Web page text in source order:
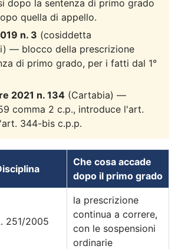
dopo la sentenza di primo grado
quella di appello.
n. 3 (cosiddetta
— blocco della prescrizione
di primo grado, per i fatti dal 1°
2021 n. 134 (Cartabia) —
comma 2 c.p., introduce l'art.
344-bis c.p.p.
Che cosa accade
dopo il primo grado
251/2005
la prescrizione
continua a correre,
con le sospensioni
ordinarie